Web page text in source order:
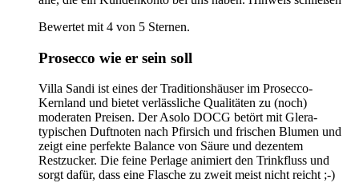
Bewertet mit 4 von 5 Sternen.
Prosecco wie er sein soll
Villa Sandi ist eines der Traditionshäuser im Prosecco-
Kernland und bietet verlässliche Qualitäten zu (noch)
moderaten Preisen. Der Asolo DOCG betört mit Glera-
typischen Duftnoten nach Pfirsich und frischen Blumen und
zeigt eine perfekte Balance von Säure und dezentem
Restzucker. Die feine Perlage animiert den Trinkfluss und
sorgt dafür, dass eine Flasche zu zweit meist nicht reicht ;-)